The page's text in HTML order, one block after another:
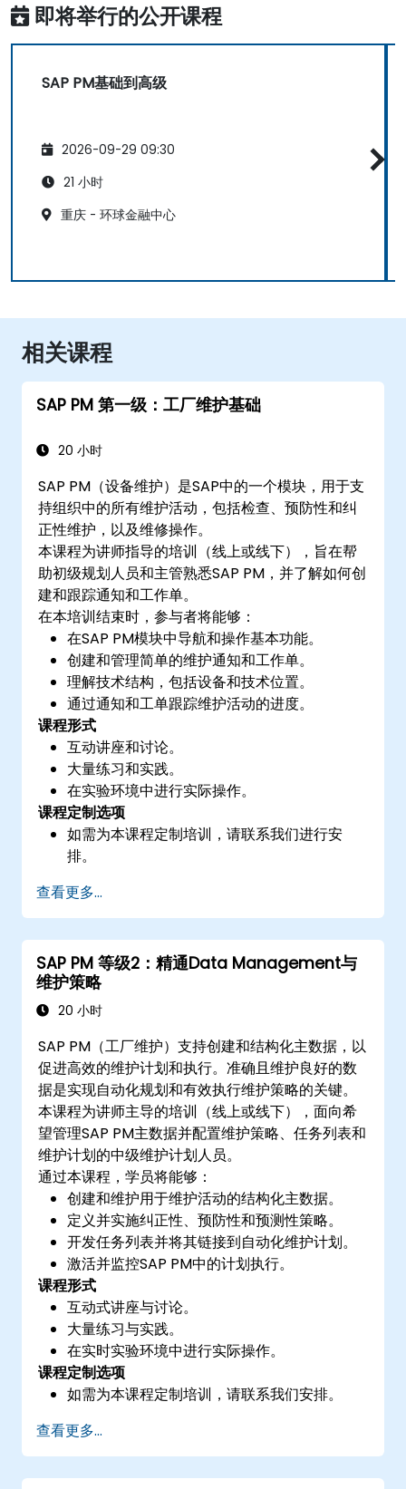
即将举行的公开课程
SAP PM基础到高级
2026-09-29 09:30
21 小时
重庆 - 环球金融中心
相关课程
SAP PM 第一级：工厂维护基础
20 小时
SAP PM（设备维护）是SAP中的一个模块，用于支
持组织中的所有维护活动，包括检查、预防性和纠
正性维护，以及维修操作。
本课程为讲师指导的培训（线上或线下），旨在帮
助初级规划人员和主管熟悉SAP PM，并了解如何创
建和跟踪通知和工作单。
在本培训结束时，参与者将能够：
在SAP PM模块中导航和操作基本功能。
创建和管理简单的维护通知和工作单。
理解技术结构，包括设备和技术位置。
通过通知和工单跟踪维护活动的进度。
课程形式
互动讲座和讨论。
大量练习和实践。
在实验环境中进行实际操作。
课程定制选项
如需为本课程定制培训，请联系我们进行安
排。
查看更多...
SAP PM 等级2：精通Data Management与
维护策略
20 小时
SAP PM（工厂维护）支持创建和结构化主数据，以
促进高效的维护计划和执行。准确且维护良好的数
据是实现自动化规划和有效执行维护策略的关键。
本课程为讲师主导的培训（线上或线下），面向希
望管理SAP PM主数据并配置维护策略、任务列表和
维护计划的中级维护计划人员。
通过本课程，学员将能够：
创建和维护用于维护活动的结构化主数据。
定义并实施纠正性、预防性和预测性策略。
开发任务列表并将其链接到自动化维护计划。
激活并监控SAP PM中的计划执行。
课程形式
互动式讲座与讨论。
大量练习与实践。
在实时实验环境中进行实际操作。
课程定制选项
如需为本课程定制培训，请联系我们安排。
查看更多...